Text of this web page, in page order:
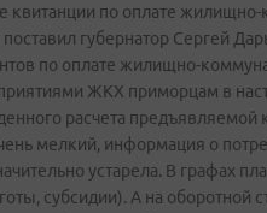
по оплате жилищно-
губернатор Сергей
по оплате жилищно-
ЖКХ приморцам в
расчета
мелкий, информация о
устарела. В графах
субсидии). А на оборотной